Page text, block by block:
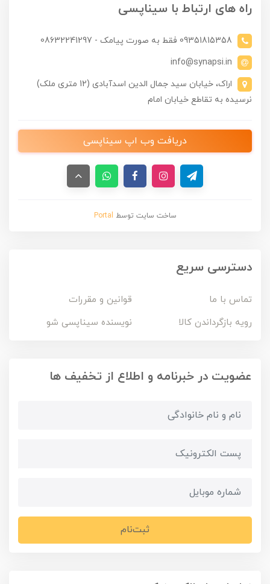
راه های ارتباط با سیناپسی
09351815358 فقط به صورت پیامک - 08632241297
info@synapsi.in
اراک، خیابان سید جمال الدین اسدآبادی (12 متری ملک)
نرسیده به تقاطع خیابان امام
دریافت وب اپ سیناپسی
ساخت سایت توسط Portal
دسترسی سریع
تماس با ما
قوانین و مقررات
رویه بازگرداندن کالا
نویسنده سیناپسی شو
عضویت در خبرنامه و اطلاع از تخفیف ها
ثبت‌نام